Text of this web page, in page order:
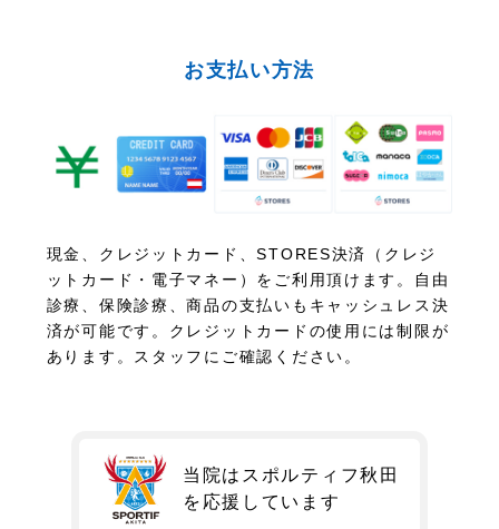
お支払い方法
現金、クレジットカード、STORES決済（クレジ
ットカード・電子マネー）をご利用頂けます。自由
診療、保険診療、商品の支払いもキャッシュレス決
済が可能です。クレジットカードの使用には制限が
あります。スタッフにご確認ください。
当院はスポルティフ秋田
を 応援しています